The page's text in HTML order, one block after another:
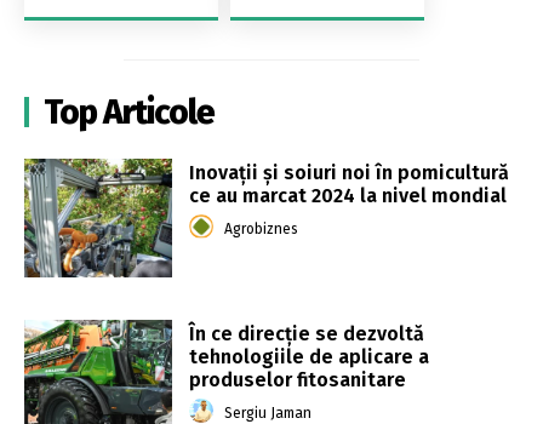
Top Articole
Inovații și soiuri noi în pomicultură
ce au marcat 2024 la nivel mondial
Agrobiznes
În ce direcție se dezvoltă
tehnologiile de aplicare a
produselor fitosanitare
Sergiu Jaman